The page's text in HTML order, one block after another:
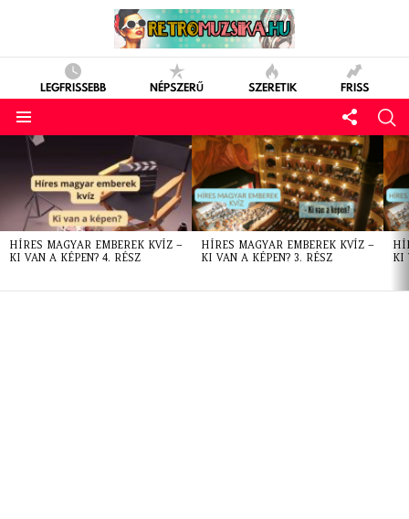
LEGFRISSEBB NÉPSZERŰ SZERETIK FRISS
LATEST
STORIES
HÍRES MAGYAR EMBEREK KVÍZ –
KI VAN A KÉPEN? 4. RÉSZ
HÍRES MAGYAR EMBEREK KVÍZ –
KI VAN A KÉPEN? 3. RÉSZ
KI